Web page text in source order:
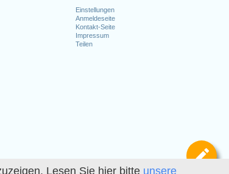
Lesen Sie hier bitte unsere
Einstellungen
Anmeldeseite
Kontakt-Seite
Impressum
Teilen